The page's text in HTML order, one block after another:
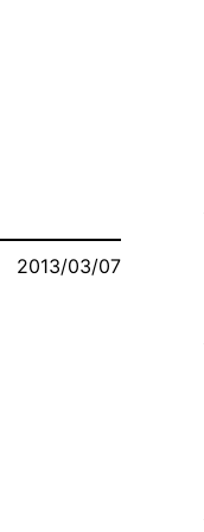
2013/03/07